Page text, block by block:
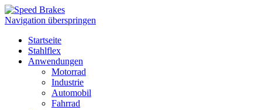
Navigation überspringen
Startseite
Stahlflex
Anwendungen
Motorrad
Industrie
Automobil
Fahrrad